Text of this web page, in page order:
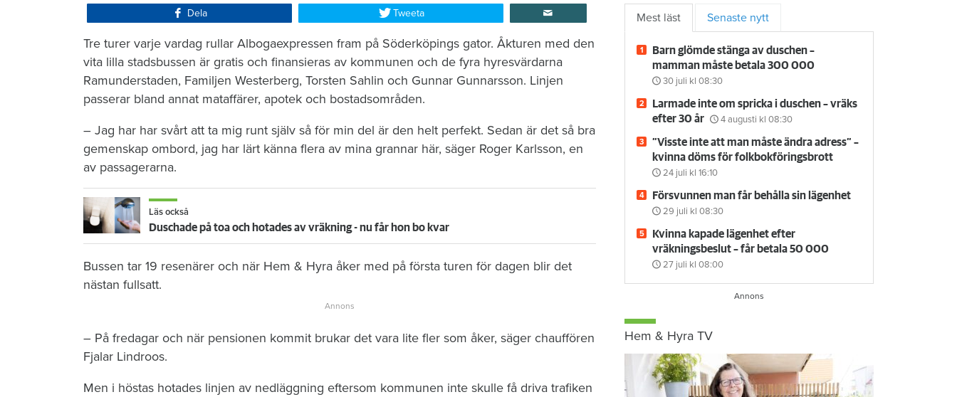
Dela Tweeta
Tre turer varje vardag rullar Albogaexpressen fram på Söderköpings gator. Åkturen med den
vita lilla stadsbussen är gratis och finansieras av kommunen och de fyra hyresvärdarna
Ramunderstaden, Familjen Westerberg, Torsten Sahlin och Gunnar Gunnarsson. Linjen
passerar bland annat mataffärer, apotek och bostadsområden.
– Jag har har svårt att ta mig runt själv så för min del är den helt perfekt. Sedan är det så bra
gemenskap ombord, jag har lärt känna flera av mina grannar här, säger Roger Karlsson, en
av passagerarna.
Läs också
Duschade på toa och hotades av vräkning - nu får hon bo kvar
Bussen tar 19 resenärer och när Hem & Hyra åker med på första turen för dagen blir det
nästan fullsatt.
– På fredagar och när pensionen kommit brukar det vara lite fler som åker, säger chauffören
Fjalar Lindroos.
Men i höstas hotades linjen av nedläggning eftersom kommunen inte skulle få driva trafiken
Mest läst Senaste nytt
Barn glömde stänga av duschen –
mamman måste betala 300 000
30 juli kl 08:30
Larmade inte om spricka i duschen – vräks
efter 30 år
4 augusti kl 08:30
”Visste inte att man måste ändra adress” –
kvinna döms för folkbokföringsbrott
24 juli kl 16:10
Försvunnen man får behålla sin lägenhet
29 juli kl 08:30
Kvinna kapade lägenhet efter
vräkningsbeslut – får betala 50 000
27 juli kl 08:00
Hem & Hyra TV